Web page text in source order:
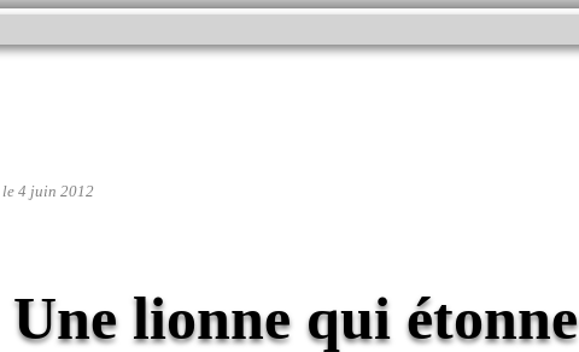
le 4 juin 2012
Une lionne qui étonne